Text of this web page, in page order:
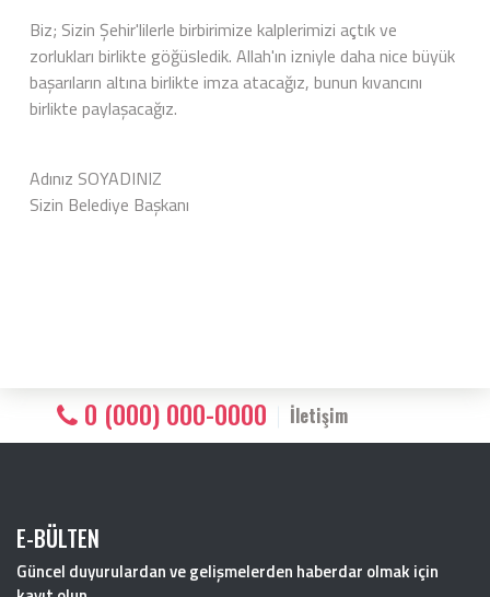
Biz; Sizin Şehir'lilerle birbirimize kalplerimizi açtık ve
zorlukları birlikte göğüsledik. Allah'ın izniyle daha nice büyük
başarıların altına birlikte imza atacağız, bunun kıvancını
birlikte paylaşacağız.
Adınız SOYADINIZ
Sizin Belediye Başkanı
0 (000) 000-0000 İletişim
E-BÜLTEN
Güncel duyurulardan ve gelişmelerden haberdar olmak için